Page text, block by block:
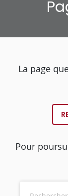
La page
Pour